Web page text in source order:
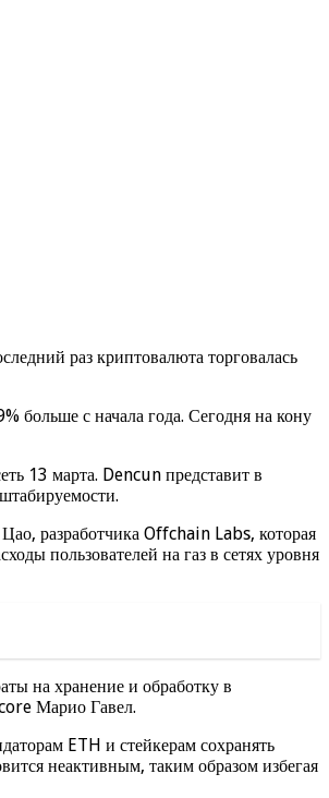
раз криптовалюта торговалась
больше с начала года. Сегодня на кону
13 марта. Dencun представит в
разработчика Offchain Labs, которая
пользователей на газ в сетях уровня
на хранение и обработку в
Марио Гавел.
ETH и стейкерам сохранять
неактивным, таким образом избегая